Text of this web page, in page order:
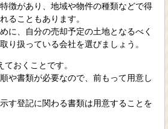
徴があり、地域や物件の種類などで得
ることもあります。
に、自分の売却予定の土地となるべく
り扱っている会社を選びましょう。
おくことです。
や書類が必要なので、前もって用意し
す登記に関わる書類は用意することを